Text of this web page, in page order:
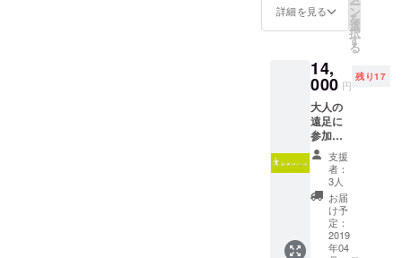
やってほし
いと声をか
きました。
足利では醸
造用ブドウ
の苗木栽培
とワイン醸
造を入口に
して農業を
魅力ある産
業にしてい
りま
承くだ
さい。
酒販免
許取得
済
に、新
元号の
初年度
を２本
お届け
しま
す。 ＊
今回の
クラウ
ドファ
ンディ
ング限
定ワイ
ンで
す。 ＊
加くだ
詳細を見る ー
ン
を
選
択
す
る
14,
000 円
残り17
大人の
遠足に
参加
し、さ
らに遠
足参加
チケッ
ト+ 宿
泊 +
パワー
スポッ
支援
者：
3人
お届
け予
定：
2019
年04